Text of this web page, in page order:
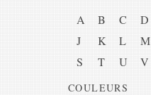
A B C D
J
K L M
S
T U V
COULEURS